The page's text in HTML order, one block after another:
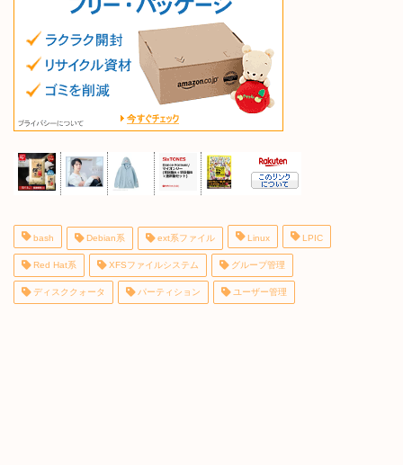
bash Debian系 ext系ファイル Linux LPIC
Red Hat系 XFSファイルシステム グループ管理
ディスククォータ パーティション ユーザー管理